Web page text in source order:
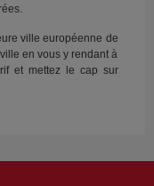
ville européenne de
en vous y rendant à
et mettez le cap sur